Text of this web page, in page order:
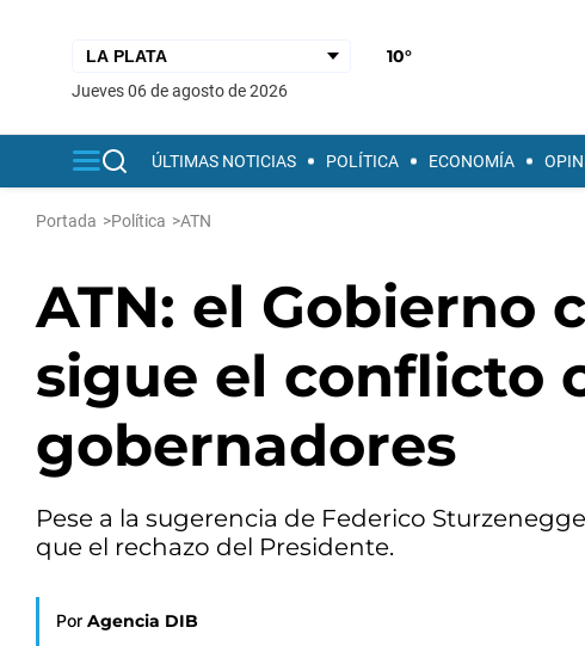
10°
jueves 06 de agosto de 2026
ÚLTIMAS NOTICIAS POLÍTICA ECONOMÍA
Portada >Política >ATN
ATN: el Gobierno
sigue el conflicto
gobernadores
Pese a la sugerencia de Federico
que el rechazo del Presidente.
Por Agencia DIB